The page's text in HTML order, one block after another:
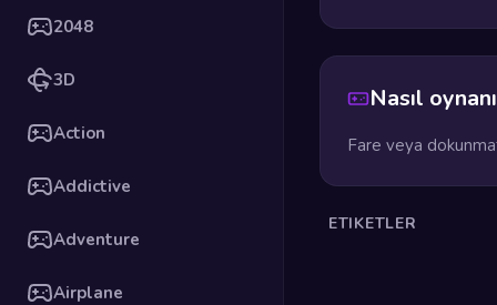
2048
3D
Action
Addictive
Adventure
Airplane
Nasıl
Fare veya
ETIKETLER